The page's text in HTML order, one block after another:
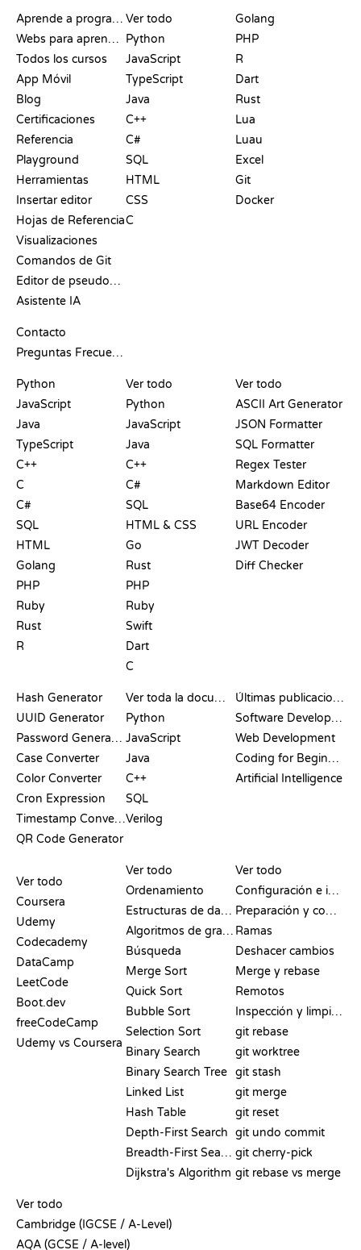
Aprende a programar
Webs para aprender a programar gratis
Todos los cursos
App Móvil
Blog
Certificaciones
Referencia
Playground
Herramientas
Insertar editor
Hojas de Referencia
Visualizaciones
Comandos de Git
Editor de pseudocódigo
Asistente IA
Contacto
Preguntas Frecuentes
Ver todo
Python
JavaScript
TypeScript
Java
C++
C#
SQL
HTML
CSS
C
Golang
PHP
R
Dart
Rust
Lua
Luau
Excel
Git
Docker
Python
JavaScript
Java
TypeScript
C++
C
C#
SQL
HTML
Golang
PHP
Ruby
Rust
R
Ver todo
Python
JavaScript
Java
C++
C#
SQL
HTML & CSS
Go
Rust
PHP
Ruby
Swift
Dart
C
Ver todo
ASCII Art Generator
JSON Formatter
SQL Formatter
Regex Tester
Markdown Editor
Base64 Encoder
URL Encoder
JWT Decoder
Diff Checker
Hash Generator
UUID Generator
Password Generator
Case Converter
Color Converter
Cron Expression
Timestamp Converter
QR Code Generator
Ver toda la documentación
Python
JavaScript
Java
C++
SQL
Verilog
Últimas publicaciones
Software Development
Web Development
Coding for Beginners
Artificial Intelligence
Ver todo
Coursera
Udemy
Codecademy
DataCamp
LeetCode
Boot.dev
freeCodeCamp
Udemy vs Coursera
Ver todo
Ordenamiento
Estructuras de datos
Algoritmos de grafos
Búsqueda
Merge Sort
Quick Sort
Bubble Sort
Selection Sort
Binary Search
Binary Search Tree
Linked List
Hash Table
Depth-First Search
Breadth-First Search
Dijkstra's Algorithm
Ver todo
Configuración e inicio
Preparación y commit
Ramas
Deshacer cambios
Merge y rebase
Remotos
Inspección y limpieza
git rebase
git worktree
git stash
git merge
git reset
git undo commit
git cherry-pick
git rebase vs merge
Ver todo
Cambridge (IGCSE / A-Level)
AQA (GCSE / A-level)